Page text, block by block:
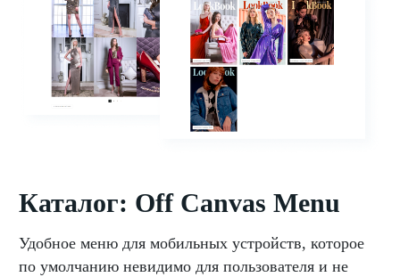
Каталог: Off Canvas Menu
Удобное меню для мобильных устройств, которое
по умолчанию невидимо для пользователя и не